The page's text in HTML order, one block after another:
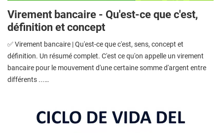
Virement bancaire - Qu'est-ce que c'est,
définition et concept
✅ Virement bancaire | Qu'est-ce que c'est, sens, concept et
définition. Un résumé complet. C'est ce qu'on appelle un virement
bancaire pour le mouvement d'une certaine somme d'argent entre
différents ...…